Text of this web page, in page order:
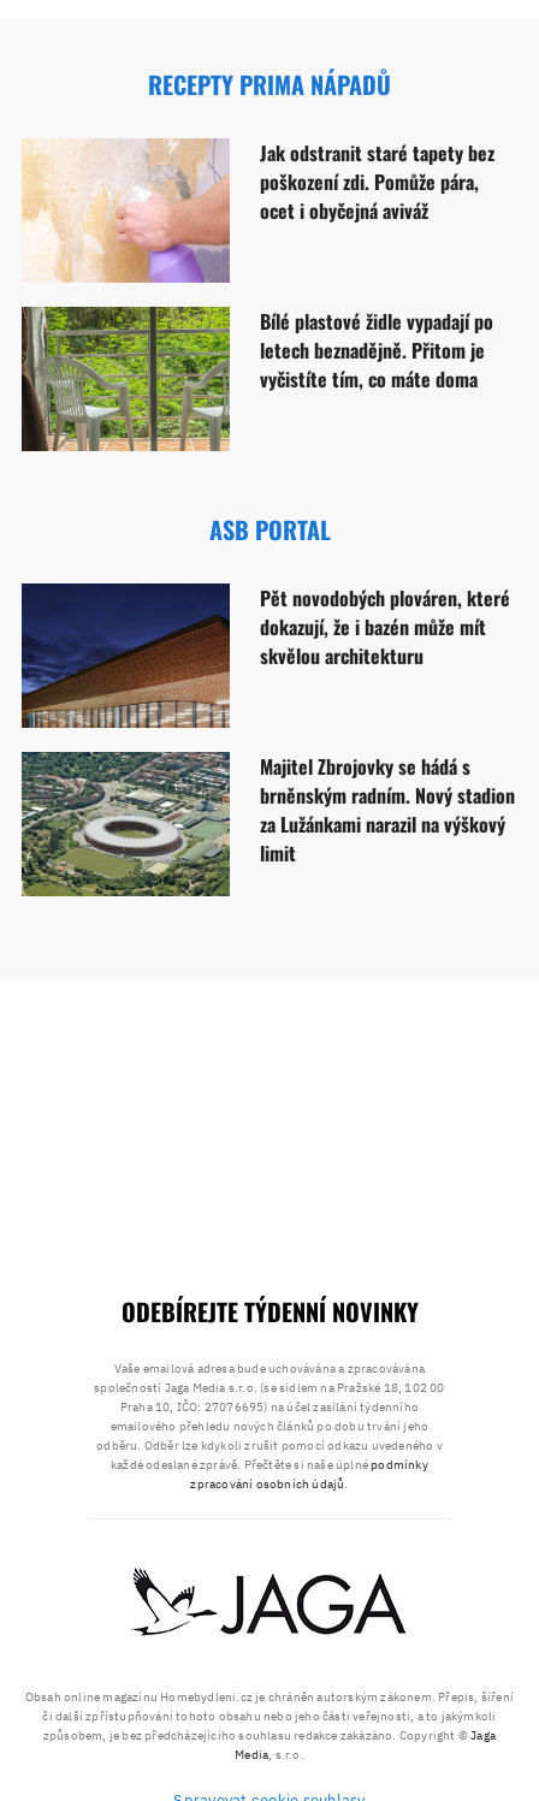
RECEPTY PRIMA NÁPADŮ
Jak odstranit staré tapety bez
poškození zdi. Pomůže pára,
ocet i obyčejná aviváž
Bílé plastové židle vypadají po
letech beznadějně. Přitom je
vyčistíte tím, co máte doma
ASB PORTAL
Pět novodobých plováren, které
dokazují, že i bazén může mít
skvělou architekturu
Majitel Zbrojovky se hádá s
brněnským radním. Nový stadion
za Lužánkami narazil na výškový
limit
Obsah online magazínu Homebydleni.cz je chráněn autorským zákonem. Přepis, šíření
či další zpřístupňování tohoto obsahu nebo jeho části veřejnosti, a to jakýmkoli
způsobem, je bez předcházejícího souhlasu redakce zakázáno. Copyright ©Jaga
Media, s.r.o.
ODEBÍREJTE TÝDENNÍ NOVINKY
Vaše emailová adresa bude uchovávána a zpracovávána
společností Jaga Media s.r.o. (se sídlem na Pražské 18, 102 00
Praha 10, IČO: 27076695) na účel zasílání týdenního
emailového přehledu nových článků po dobu trvání jeho
odběru. Odběr lze kdykoli zrušit pomocí odkazu uvedeného v
každé odeslané zprávě. Přečtěte si naše úplnépodmínky
zpracování osobních údajů.